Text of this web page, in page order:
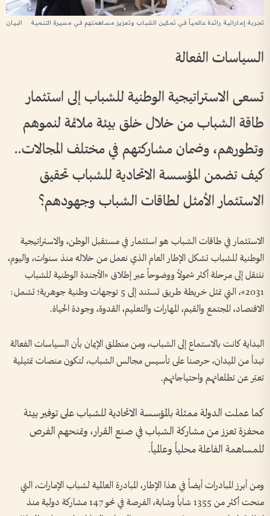
تجربة إماراتية رائدة عالمياً في تمكين الشباب وتعزيز مساهمتهم في مسيرة التنمية
السياسات الفعالة
تسعى الاستراتيجية الوطنية للشباب إلى استثمار
طاقة الشباب من خلال خلق بيئة ملائمة لنموهم
وتطورهم، وضمان مشاركتهم في مختلف المجالات..
كيف تضمن المؤسسة الاتحادية للشباب تحقيق
الاستثمار الأمثل لطاقات الشباب وجهودهم؟
الاستثمار في طاقات الشباب هو استثمار في مستقبل الوطن، والاستراتيجية
الوطنية للشباب تشكل الإطار العام الذي نعمل من خلاله منذ سنوات، واليوم،
ننتقل إلى مرحلة أكثر شمولاً ووضوحاً عبر إطلاق «الأجندة الوطنية للشباب
2031»، التي تمثل خريطة طريق تستند إلى 5 توجهات وطنية جوهرية؛ تشمل:
الاقتصاد، المجتمع والقيم، المهارات والتعليم، القدوة، وجودة الحياة.
البداية كانت بالاستماع إلى الشباب، ومن منطلق الإيمان بأن السياسات الفعالة
تبدأ من الميدان، حرصنا على تأسيس مجالس الشباب، لتكون منصات تمثيلية
تعبّر عن تطلعاتهم واحتياجاتهم.
كما عملت الدولة ممثلة بالمؤسسة الاتحادية للشباب على توفير بيئة
محفزة تعزز من مشاركة الشباب في صنع القرار، وتمنحهم الفرص
للمساهمة الفاعلة محلياً وعالمياً.
ومن أبرز المبادرات أيضاً في هذا الإطار، المبادرة العالمية لشباب الإمارات، التي
منحت أكثر من 1355 شاباً وشابة، الفرصة في نحو 147 مشاركة دولية منذ